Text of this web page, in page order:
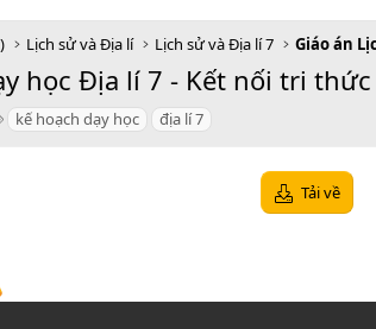
Lịch sử và Địa lí Lịch sử và Địa lí 7 Giáo án
học Địa lí 7 - Kết nối tri thức
T kế hoạch dạy học địa lí 7
Tải về